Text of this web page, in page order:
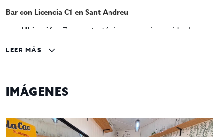
Bar con Licencia C1 en Sant Andreu
Ubicación:
Zona estratégica y esquinera, ideal para
Características del local:
Interior:Aforo para
Precio de traspaso: 33.000 €
LEER MÁS
IMÁGENES